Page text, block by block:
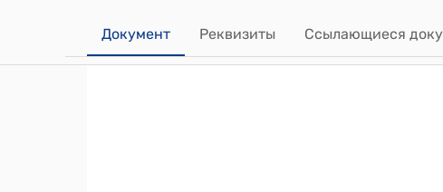
Документ Реквизиты Ссылающиеся